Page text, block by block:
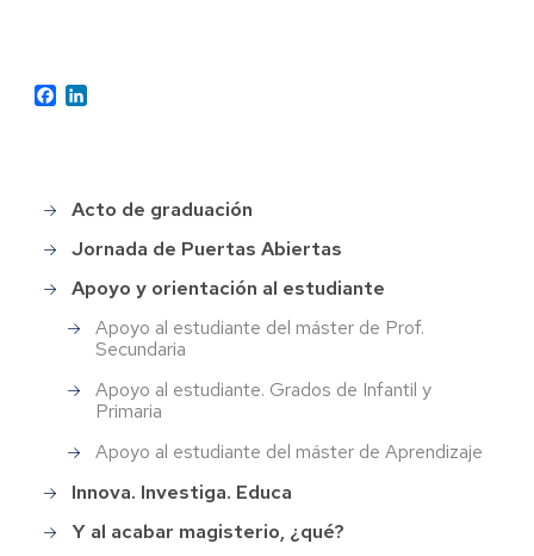
Facebook
Main
menu
Acto de graduación
Jornada de Puertas Abiertas
Apoyo y orientación al estudiante
Apoyo al estudiante del máster de Prof.
Secundaria
Apoyo al estudiante. Grados de Infantil y
Primaria
Apoyo al estudiante del máster de Aprendizaje
Innova. Investiga. Educa
Y al acabar magisterio, ¿qué?